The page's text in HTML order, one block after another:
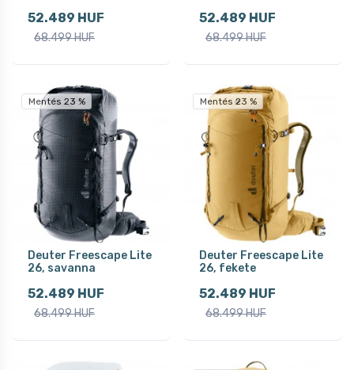
52.489 HUF
68.499 HUF
52.489 HUF
68.499 HUF
Mentés 23 %
Deuter Freescape Lite
26, savanna
52.489 HUF
68.499 HUF
Mentés 23 %
Deuter Freescape Lite
26, fekete
52.489 HUF
68.499 HUF